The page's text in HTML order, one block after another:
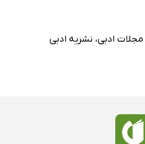
مجلات ادبی، نشریه ادبی